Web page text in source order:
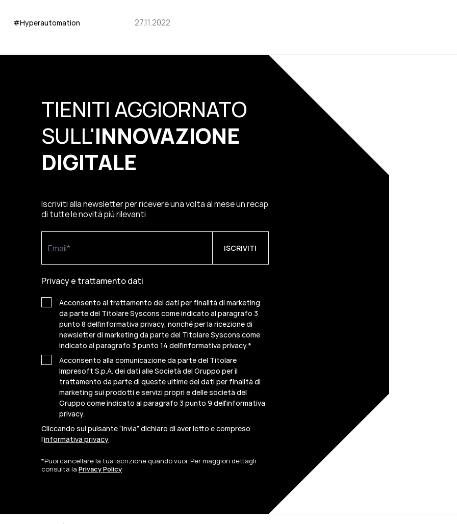
#Hyperautomation 27.11.2022
TIENITI AGGIORNATO
SULL'INNOVAZIONE
DIGITALE
Iscriviti alla newsletter per ricevere una volta al mese un recap
di tutte le novità più rilevanti
Privacy e trattamento dati
Acconsento al trattamento dei dati per finalità di marketing
da parte del Titolare Syscons come indicato al paragrafo 3
punto 8 dell'informativa privacy, nonché per la ricezione di
newsletter di marketing da parte del Titolare Syscons come
indicato al paragrafo 3 punto 14 dell'informativa privacy.*
Acconsento alla comunicazione da parte del Titolare
Impresoft S.p.A. dei dati alle Società del Gruppo per il
trattamento da parte di queste ultime dei dati per finalità di
marketing sui prodotti e servizi propri e delle società del
Gruppo come indicato al paragrafo 3 punto 9 dell'informativa
privacy.
Cliccando sul pulsante “Invia” dichiaro di aver letto e compreso
l’informativa privacy
*Puoi cancellare la tua iscrizione quando vuoi. Per maggiori dettagli
consulta la Privacy Policy